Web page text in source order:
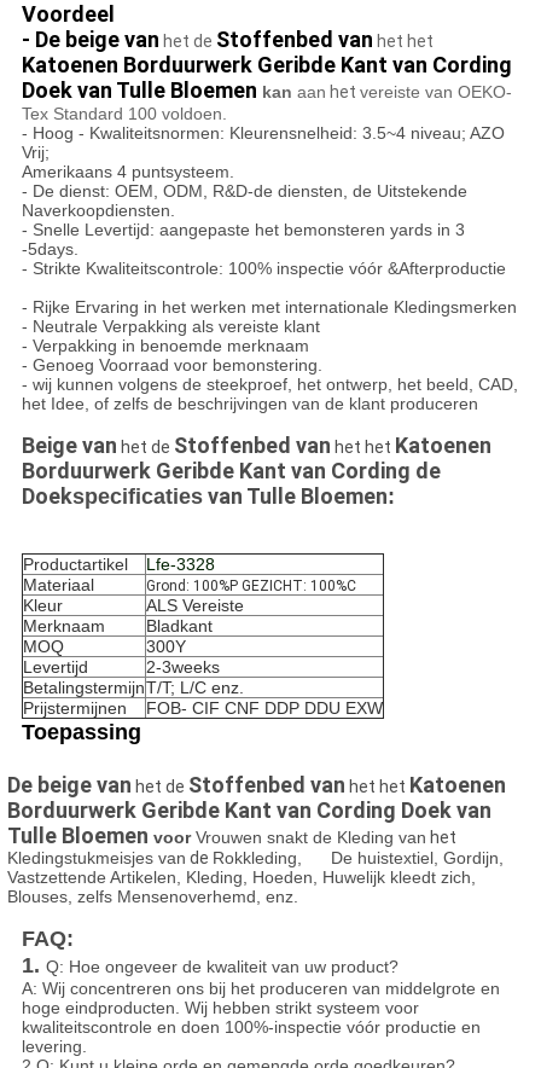
Voordeel
- De beige van het de Stoffenbed van het het
Katoenen Borduurwerk Geribde Kant van Cording
Doek van Tulle Bloemen kan aan het vereiste van OEKO-
Tex Standard 100 voldoen.
- Hoog - Kwaliteitsnormen: Kleurensnelheid: 3.5~4 niveau; AZO
Vrij;
Amerikaans 4 puntsysteem.
- De dienst: OEM, ODM, R&D-de diensten, de Uitstekende
Naverkoopdiensten.
- Snelle Levertijd: aangepaste het bemonsteren yards in 3
-5days.
- Strikte Kwaliteitscontrole: 100% inspectie vóór &Afterproductie
- Rijke Ervaring in het werken met internationale Kledingsmerken
- Neutrale Verpakking als vereiste klant
- Verpakking in benoemde merknaam
- Genoeg Voorraad voor bemonstering.
- wij kunnen volgens de steekproef, het ontwerp, het beeld, CAD,
het Idee, of zelfs de beschrijvingen van de klant produceren
Beige van het de Stoffenbed van het het Katoenen
Borduurwerk Geribde Kant van Cording de
Doekspecificaties van Tulle Bloemen:
Productartikel
Lfe-3328
Materiaal
Grond: 100%P GEZICHT: 100%C
Kleur
ALS Vereiste
Merknaam
Bladkant
MOQ
300Y
Levertijd
2-3weeks
BetalingstermijnT/T; L/C enz.
Prijstermijnen
FOB- CIF CNF DDP DDU EXW
Toepassing
De beige van het de Stoffenbed van het het Katoenen
Borduurwerk Geribde Kant van Cording Doek van
Tulle Bloemen voorVrouwen snakt de Kleding van het
Kledingstukmeisjes van de Rokkleding, De huistextiel, Gordijn,
Vastzettende Artikelen, Kleding, Hoeden, Huwelijk kleedt zich,
Blouses, zelfs Mensenoverhemd, enz.
FAQ:
1. Q: Hoe ongeveer de kwaliteit van uw product?
A: Wij concentreren ons bij het produceren van middelgrote en
hoge eindproducten. Wij hebben strikt systeem voor
kwaliteitscontrole en doen 100%-inspectie vóór productie en
levering.